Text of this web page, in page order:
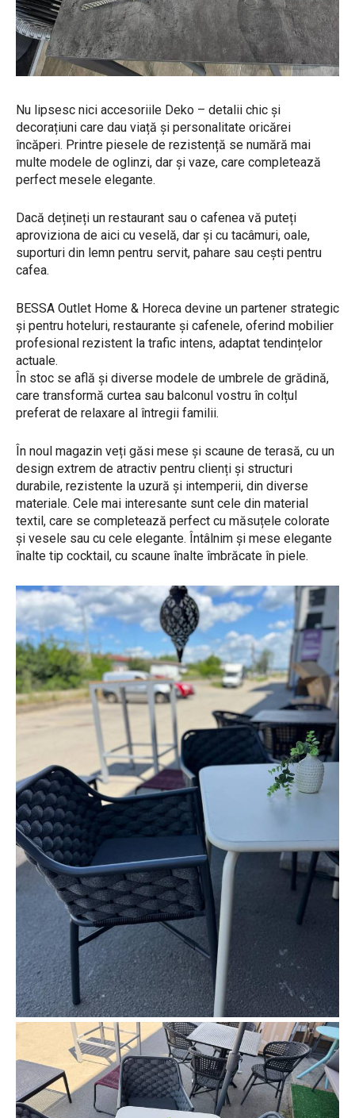
Nu lipsesc nici accesoriile Deko – detalii chic și
decorațiuni care dau viață și personalitate oricărei
încăperi. Printre piesele de rezistență se numără mai
multe modele de oglinzi, dar și vaze, care completează
perfect mesele elegante.
Dacă dețineți un restaurant sau o cafenea vă puteți
aproviziona de aici cu veselă, dar și cu tacâmuri, oale,
suporturi din lemn pentru servit, pahare sau cești pentru
cafea.
BESSA Outlet Home & Horeca devine un partener strategic
și pentru hoteluri, restaurante și cafenele, oferind mobilier
profesional rezistent la trafic intens, adaptat tendințelor
actuale.
În stoc se află și diverse modele de umbrele de grădină,
care transformă curtea sau balconul vostru în colțul
preferat de relaxare al întregii familii.
În noul magazin veți găsi mese și scaune de terasă, cu un
design extrem de atractiv pentru clienți și structuri
durabile, rezistente la uzură și intemperii, din diverse
materiale. Cele mai interesante sunt cele din material
textil, care se completează perfect cu măsuțele colorate
și vesele sau cu cele elegante. Întâlnim și mese elegante
înalte tip cocktail, cu scaune înalte îmbrăcate în piele.